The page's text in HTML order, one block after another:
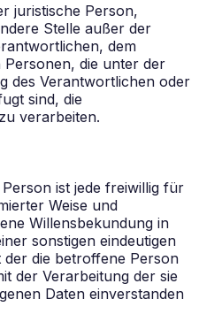
juristische Person,
Stelle außer der
dem
die unter der
des Verantwortlichen oder
sind, die
verarbeiten.
ist jede freiwillig für
Weise und
Willensbekundung in
sonstigen eindeutigen
der die betroffene Person
der Verarbeitung der sie
Daten einverstanden